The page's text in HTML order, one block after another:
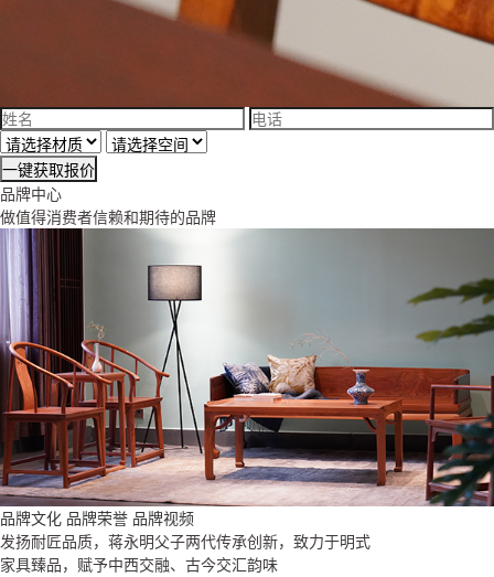
品牌中心
做值得消费者信赖和期待的品牌
品牌文化 品牌荣誉 品牌视频
发扬耐匠品质，蒋永明父子两代传承创新，致力于明式
家具臻品，赋予中西交融、古今交汇韵味